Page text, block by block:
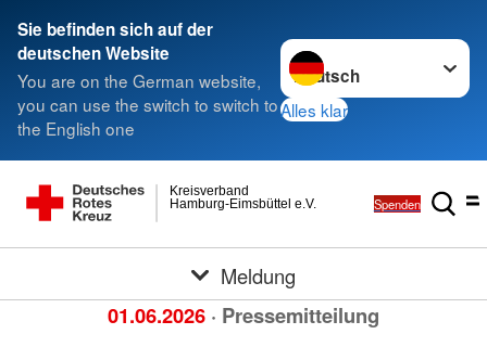
Sie befinden sich auf der
deutschen Website
You are on the German website,
you can use the switch to switch to
the English one
Sprache wechseln zu
Alles klar
Hamburg-Eimsbüttel e.V.
Kreisverband
Spenden
Meldung
01.06.2026 · Pressemitteilung